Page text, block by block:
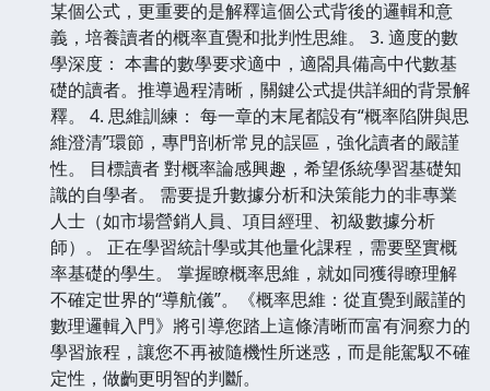
某個公式，更重要的是解釋這個公式背後的邏輯和意
義，培養讀者的概率直覺和批判性思維。 3. 適度的數
學深度： 本書的數學要求適中，適閤具備高中代數基
礎的讀者。推導過程清晰，關鍵公式提供詳細的背景解
釋。 4. 思維訓練： 每一章的末尾都設有“概率陷阱與思
維澄清”環節，專門剖析常見的誤區，強化讀者的嚴謹
性。 目標讀者 對概率論感興趣，希望係統學習基礎知
識的自學者。 需要提升數據分析和決策能力的非專業
人士（如市場營銷人員、項目經理、初級數據分析
師）。 正在學習統計學或其他量化課程，需要堅實概
率基礎的學生。 掌握瞭概率思維，就如同獲得瞭理解
不確定世界的“導航儀”。《概率思維：從直覺到嚴謹的
數理邏輯入門》將引導您踏上這條清晰而富有洞察力的
學習旅程，讓您不再被隨機性所迷惑，而是能駕馭不確
定性，做齣更明智的判斷。